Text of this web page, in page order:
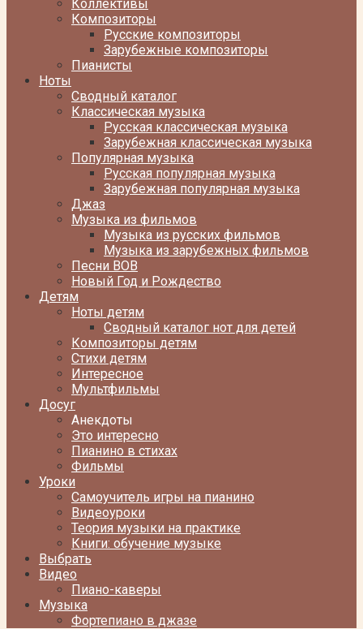
Коллективы
Композиторы
Русские композиторы
Зарубежные композиторы
Пианисты
Ноты
Сводный каталог
Классическая музыка
Русская классическая музыка
Зарубежная классическая музыка
Популярная музыка
Русская популярная музыка
Зарубежная популярная музыка
Джаз
Музыка из фильмов
Музыка из русских фильмов
Музыка из зарубежных фильмов
Песни ВОВ
Новый Год и Рождество
Детям
Ноты детям
Сводный каталог нот для детей
Композиторы детям
Стихи детям
Интересное
Мультфильмы
Досуг
Анекдоты
Это интересно
Пианино в стихах
Фильмы
Уроки
Самоучитель игры на пианино
Видеоуроки
Теория музыки на практике
Книги: обучение музыке
Выбрать
Видео
Пиано-каверы
Музыка
Фортепиано в джазе